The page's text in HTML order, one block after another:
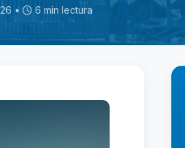
• 6 min lectura